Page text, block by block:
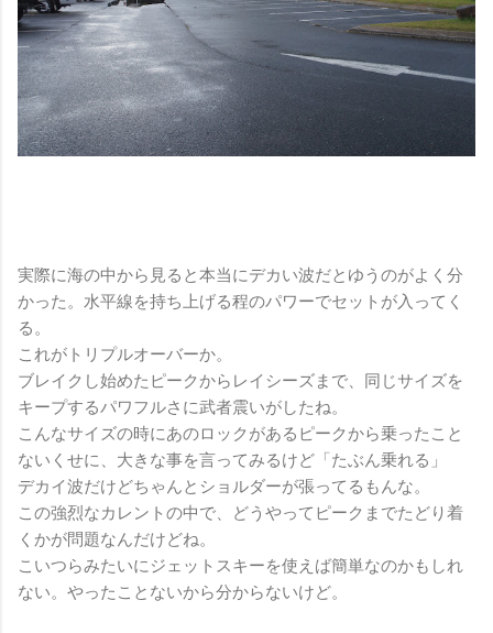
実際に海の中から見ると本当にデカい波だとゆうのがよく分
かった。水平線を持ち上げる程のパワーでセットが入ってく
る。
これがトリプルオーバーか。
ブレイクし始めたピークからレイシーズまで、同じサイズを
キープするパワフルさに武者震いがしたね。
こんなサイズの時にあのロックがあるピークから乗ったこと
ないくせに、大きな事を言ってみるけど「たぶん乗れる」
デカイ波だけどちゃんとショルダーが張ってるもんな。
この強烈なカレントの中で、どうやってピークまでたどり着
くかが問題なんだけどね。
こいつらみたいにジェットスキーを使えば簡単なのかもしれ
ない。やったことないから分からないけど。